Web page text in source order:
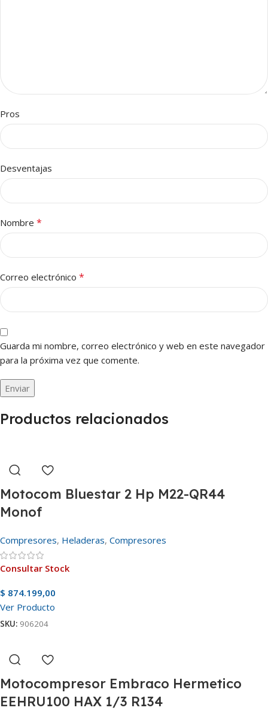
Pros
Desventajas
Nombre *
Correo electrónico *
Guarda mi nombre, correo electrónico y web en este navegador
para la próxima vez que comente.
Productos relacionados
Motocom Bluestar 2 Hp M22-QR44
Monof
Compresores, Heladeras, Compresores
Consultar Stock
$ 874.199,00
Ver Producto
SKU: 906204
Motocompresor Embraco Hermetico
EEHRU100 HAX 1/3 R134